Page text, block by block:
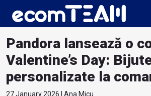
Pandora lansează o
Valentine’s Day:
personalizate la
27 January 2026 | Ana Micu